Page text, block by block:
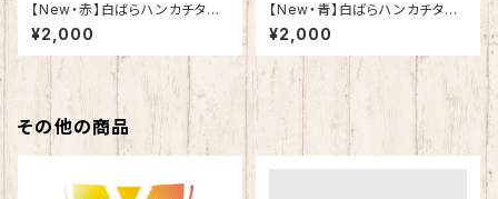
【New・赤】白ばらハンカチタオ
ル
¥2,000
​【New・青】白ばらハンカチタオ
ル
¥2,000
その他の商品